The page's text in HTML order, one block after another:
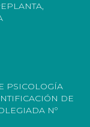
PSICOLOGÍA
DE
Nº